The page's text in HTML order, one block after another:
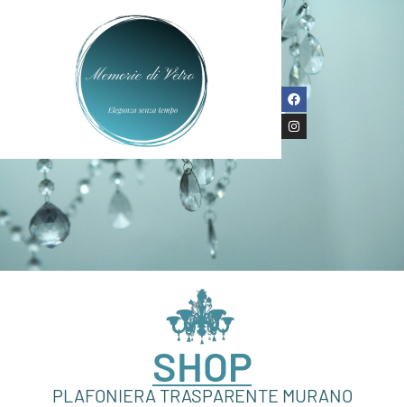
SHOP
PLAFONIERA TRASPARENTE MURANO